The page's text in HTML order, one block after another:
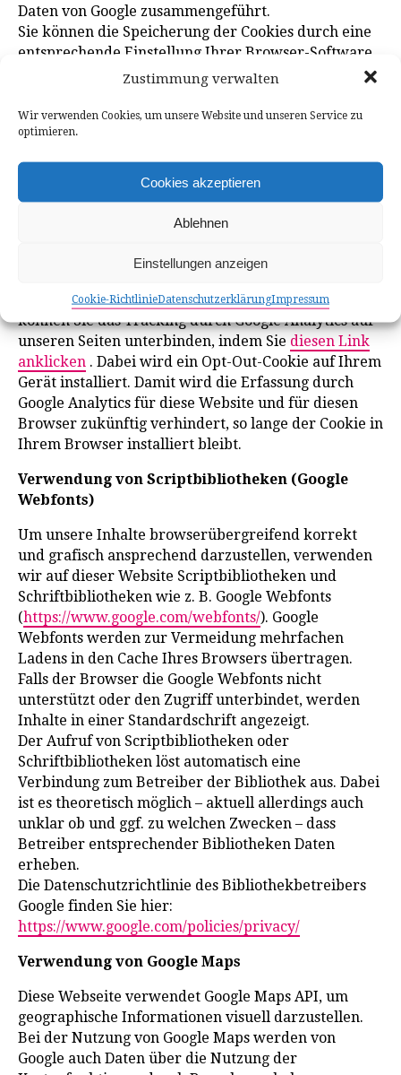
Zustimmung verwalten
Wir verwenden Cookies, um unsere Website und unseren Service zu
optimieren.
Cookies akzeptieren
Ablehnen
Einstellungen anzeigen
Cookie-RichtlinieDatenschutzerklärungImpressum
Daten von Google zusammengeführt.
Sie können die Speicherung der Cookies durch eine
entsprechende Einstellung Ihrer Browser-Software
verhindern; wir weisen Sie jedoch darauf hin, dass
Funktionen dieser Webseite vollumfänglich werden
nutzen können. Sie können darüber hinaus die
Ihre Nutzung der Webseite bezogenen Daten (inkl.
Ihrer IP-Adresse) an Google sowie die Verarbeitung
dieser Daten durch Google verhindern, indem sie das
Plugin herunterladen und installieren:
Zusätzlich oder als Alternative zum Browser-Add-On
können Sie das Tracking durch Google Analytics auf
unseren Seiten unterbinden, indem Sie diesen Link
anklicken . Dabei wird ein Opt-Out-Cookie auf Ihrem
Gerät installiert. Damit wird die Erfassung durch
Google Analytics für diese Website und für diesen
Browser zukünftig verhindert, so lange der Cookie in
Ihrem Browser installiert bleibt.
Verwendung von Scriptbibliotheken (Google
Webfonts)
Um unsere Inhalte browserübergreifend korrekt
und grafisch ansprechend darzustellen, verwenden
wir auf dieser Website Scriptbibliotheken und
Schriftbibliotheken wie z. B. Google Webfonts
(https://www.google.com/webfonts/). Google
Webfonts werden zur Vermeidung mehrfachen
Ladens in den Cache Ihres Browsers übertragen.
Falls der Browser die Google Webfonts nicht
unterstützt oder den Zugriff unterbindet, werden
Inhalte in einer Standardschrift angezeigt.
Der Aufruf von Scriptbibliotheken oder
Schriftbibliotheken löst automatisch eine
Verbindung zum Betreiber der Bibliothek aus. Dabei
ist es theoretisch möglich – aktuell allerdings auch
unklar ob und ggf. zu welchen Zwecken – dass
Betreiber entsprechender Bibliotheken Daten
erheben.
Die Datenschutzrichtlinie des Bibliothekbetreibers
Google finden Sie hier:
https://www.google.com/policies/privacy/
Verwendung von Google Maps
Diese Webseite verwendet Google Maps API, um
geographische Informationen visuell darzustellen.
Bei der Nutzung von Google Maps werden von
Google auch Daten über die Nutzung der